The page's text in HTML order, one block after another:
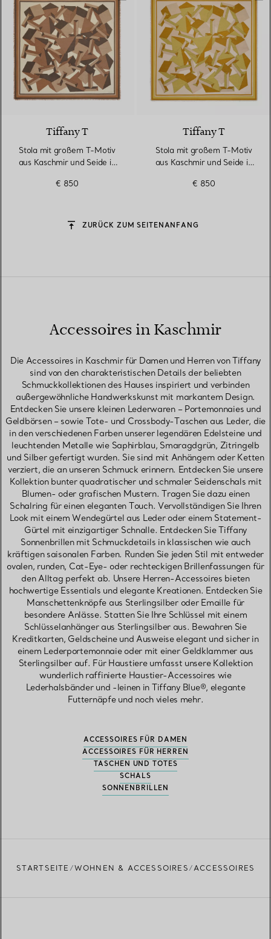
2 Farben
Tiffany T
Stola mit großem T-Motiv
aus Kaschmir und Seide in
€ 850
Tiffany T
Stola mit großem T-Motiv
aus Kaschmir und Seide in
€ 850
ZURÜCK ZUM SEITENANFANG
Accessoires in Kaschmir
Die Accessoires in Kaschmir für Damen und Herren von Tiffany
sind von den charakteristischen Details der beliebten
Schmuckkollektionen des Hauses inspiriert und verbinden
außergewöhnliche Handwerkskunst mit markantem Design.
Entdecken Sie unsere kleinen Lederwaren – Portemonnaies und
Geldbörsen – sowie Tote- und Crossbody-Taschen aus Leder, die
in den verschiedenen Farben unserer legendären Edelsteine und
leuchtenden Metalle wie Saphirblau, Smaragdgrün, Zitringelb
und Silber gefertigt wurden. Sie sind mit Anhängern oder Ketten
verziert, die an unseren Schmuck erinnern. Entdecken Sie unsere
Kollektion bunter quadratischer und schmaler Seidenschals mit
Blumen- oder grafischen Mustern. Tragen Sie dazu einen
Schalring für einen eleganten Touch. Vervollständigen Sie Ihren
Look mit einem Wendegürtel aus Leder oder einem Statement-
Gürtel mit einzigartiger Schnalle. Entdecken Sie Tiffany
Sonnenbrillen mit Schmuckdetails in klassischen wie auch
kräftigen saisonalen Farben. Runden Sie jeden Stil mit entweder
ovalen, runden, Cat-Eye- oder rechteckigen Brillenfassungen für
den Alltag perfekt ab. Unsere Herren-Accessoires bieten
hochwertige Essentials und elegante Kreationen. Entdecken Sie
Manschettenknöpfe aus Sterlingsilber oder Emaille für
besondere Anlässe. Statten Sie Ihre Schlüssel mit einem
Schlüsselanhänger aus Sterlingsilber aus. Bewahren Sie
Kreditkarten, Geldscheine und Ausweise elegant und sicher in
einem Lederportemonnaie oder mit einer Geldklammer aus
Sterlingsilber auf. Für Haustiere umfasst unsere Kollektion
wunderlich raffinierte Haustier-Accessoires wie
Lederhalsbänder und -leinen in Tiffany Blue®, elegante
Futternäpfe und noch vieles mehr.
ACCESSOIRES FÜR DAMEN
ACCESSOIRES FÜR HERREN
TASCHEN UND TOTES
SCHALS
SONNENBRILLEN
STARTSEITE WOHNEN & ACCESSOIRES ACCESSOIRES